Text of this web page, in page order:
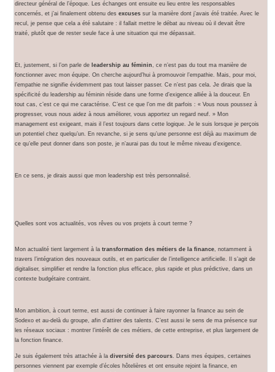
directeur général de l’époque. Les échanges ont ensuite eu lieu entre les responsables
concernés, et j’ai finalement obtenu des excuses sur la manière dont j’avais été traitée. Avec le
recul, je pense que cela a été salutaire : il fallait mettre le débat au niveau où il devait être
traité, plutôt que de rester seule face à une situation qui me dépassait.
Et, justement, si l’on parle de leadership au féminin, ce n’est pas du tout ma manière de
fonctionner avec mon équipe. On cherche aujourd’hui à promouvoir l’empathie. Mais, pour moi,
l’empathie ne signifie évidemment pas tout laisser passer. Ce n’est pas cela. Je dirais que la
spécificité du leadership au féminin réside dans une forme d’exigence alliée à la douceur. En
tout cas, c’est ce qui me caractérise. C’est ce que l’on me dit parfois : « Vous nous poussez à
progresser, vous nous aidez à nous améliorer, vous apportez un regard neuf. » Mon
management est exigeant, mais il l’est toujours dans cette logique. Je le suis lorsque je perçois
un potentiel chez quelqu’un. En revanche, si je sens qu’une personne est déjà au maximum de
ce qu’elle peut donner dans son poste, je n’aurai pas du tout le même niveau d’exigence.
En ce sens, je dirais aussi que mon leadership est très personnalisé.
Quelles sont vos actualités, vos rêves ou vos projets à court terme ?
Mon actualité tient largement à la transformation des métiers de la finance, notamment à
travers l’intégration des nouveaux outils, et en particulier de l’intelligence artificielle. Il s’agit de
digitaliser, simplifier et rendre la fonction plus efficace, plus rapide et plus prédictive, dans un
contexte budgétaire contraint.
Mon ambition, à court terme, est aussi de continuer à faire rayonner la finance au sein de
Sodexo et au-delà du groupe, afin d’attirer des talents. C’est aussi le sens de ma présence sur
les réseaux sociaux : montrer l’intérêt de ces métiers, de cette entreprise, et plus largement de
la fonction finance.
Je suis également très attachée à la diversité des parcours. Dans mes équipes, certaines
personnes viennent par exemple d’écoles hôtelières et ont ensuite rejoint la finance, en